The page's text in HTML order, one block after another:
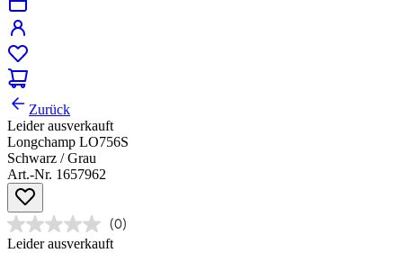
Zurück
Leider ausverkauft
Longchamp LO756S
Schwarz / Grau
Art.-Nr. 1657962
(0)
Leider ausverkauft